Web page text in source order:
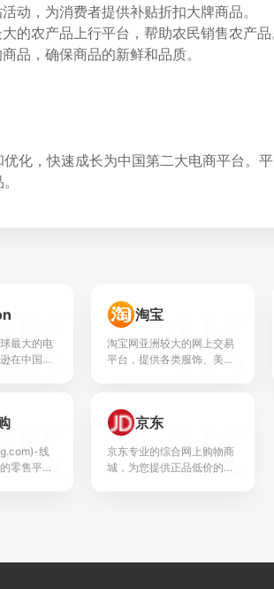
动，为消费者提供补贴折扣大牌商品。
的农产品上行平台，帮助农民销售农产品
品，确保商品的新鲜和品质。
化，快速成长为中国第二大电商平台。
最大的电
在中国的
一个可信
。亚...
淘宝
淘宝网亚洲较大的网上交易
平台，提供各类服饰、美
提供担保交易(先收货后付
款)等安全交易保障服务，...
1K
线
零售平台,
京东
京东专业的综合网上购物商
城，为您提供正品低价的购
1K